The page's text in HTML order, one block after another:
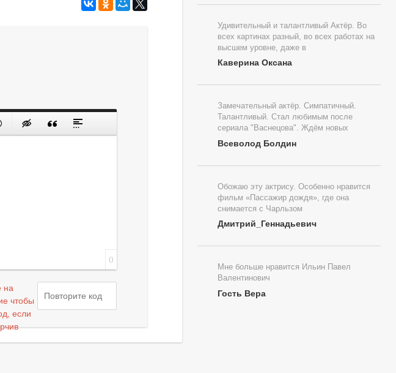
0
Удивительный и талантливый Актёр. Во
всех картинах разный, во всех работах на
высшем уровне, даже в
Каверина Оксана
Замечательный актёр. Симпатичный.
Талантливый. Стал любимым после
сериала "Васнецова". Ждём новых
Всеволод Болдин
Обожаю эту актрису. Особенно нравится
фильм «Пассажир дождя», где она
снимается с Чарльзом
Дмитрий_Геннадьевич
Мне больше нравится Ильин Павел
Валентинович
Гость Вера